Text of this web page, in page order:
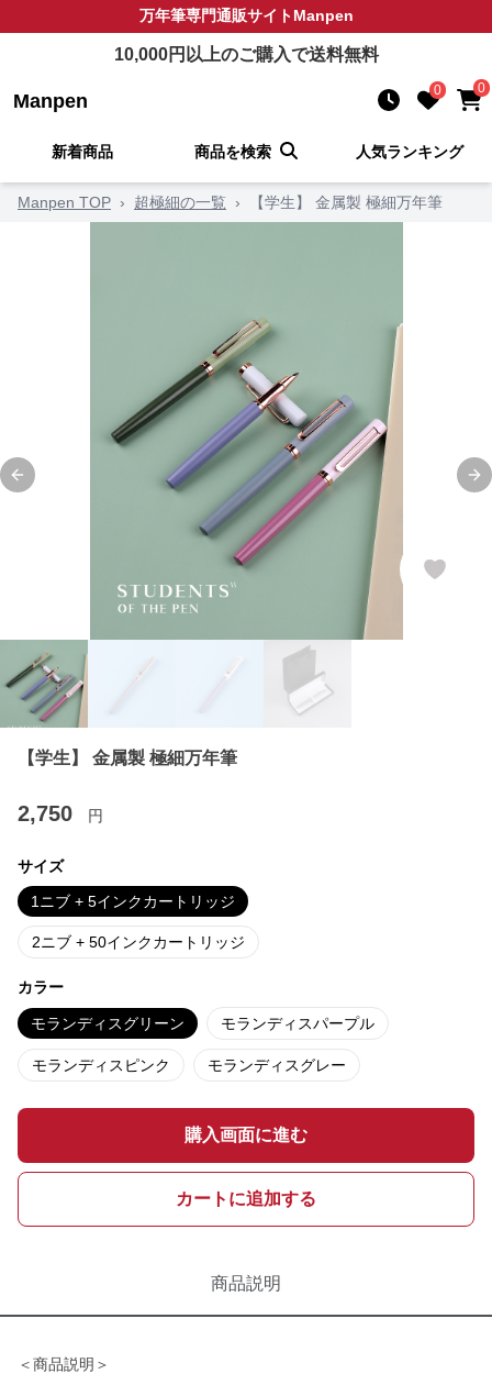
万年筆専門通販サイトManpen
10,000円以上のご購入で送料無料
Manpen 0 0
新着商品 商品を検索 人気ランキング
Manpen TOP › 超極細の一覧 › 【学生】 金属製 極細万年筆
Previous slide
【学生】 金属製 極細万年筆
2,750 円
サイズ
1ニブ + 5インクカートリッジ
2ニブ + 50インクカートリッジ
カラー
モランディスグリーン モランディスパープル
モランディスピンク モランディスグレー
購入画面に進む
カートに追加する
商品説明
＜商品説明＞